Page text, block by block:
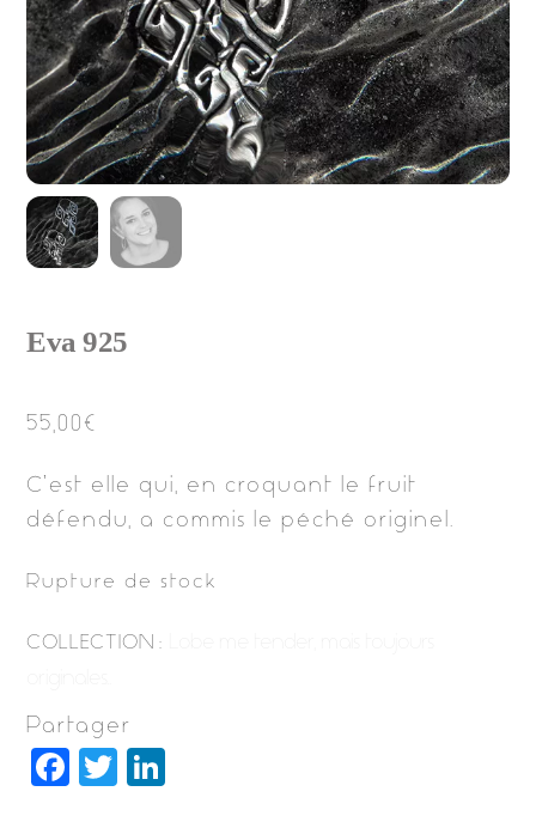
Eva 925
55,00 €
C’est elle qui, en croquant le fruit
défendu, a commis le péché originel.
Rupture de stock
COLLECTION :
Partager
F
T